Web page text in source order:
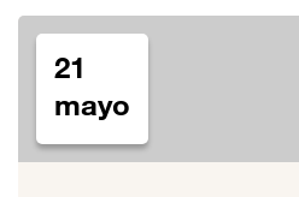
21
mayo